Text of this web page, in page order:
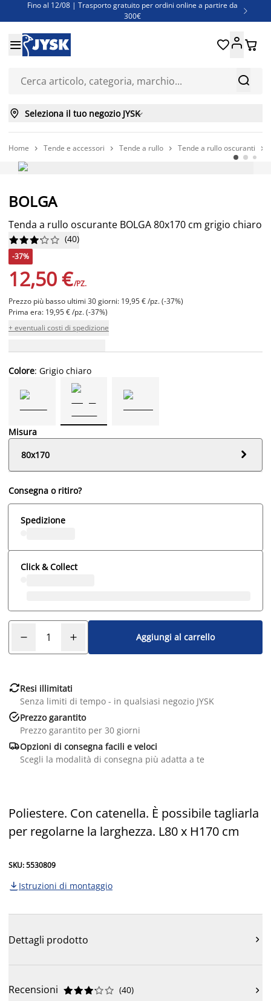
Fino al 12/08 | Trasporto gratuito per ordini online a partire da
300€

Super offerte d'estate | Oltre 1.500 articoli fino al 70%
Finanziamenti - Scegli il piano di rimborso più adatto a te


 
 Seleziona il tuo negozio JYSK
Home  Tende e accessori  Tende a rullo  Tende a rullo oscuranti 
BOLGA
Tenda a rullo oscurante BOLGA 80x170 cm grigio chiaro





 (40)
-37%
12,50 €/PZ.
Prezzo più basso ultimi 30 giorni: 19,95 € /pz. (-37%)
Prima era: 19,95 € /pz. (-37%)
+ eventuali costi di spedizione
Colore: Grigio chiaro
Misura
80x170

Consegna o ritiro?
Spedizione
Click & Collect
Aggiungi al carrello
Resi illimitati
Senza limiti di tempo - in qualsiasi negozio JYSK
Prezzo garantito
Prezzo garantito per 30 giorni
Opzioni di consegna facili e veloci
Scegli la modalità di consegna più adatta a te
Poliestere. Con catenella. È possibile tagliarla
per regolarne la larghezza. L80 x H170 cm
SKU: 5530809
 Istruzioni di montaggio
Dettagli prodotto 
Recensioni 




 (40) 